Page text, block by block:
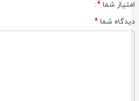
امتیاز شما *
دیدگاه شما *